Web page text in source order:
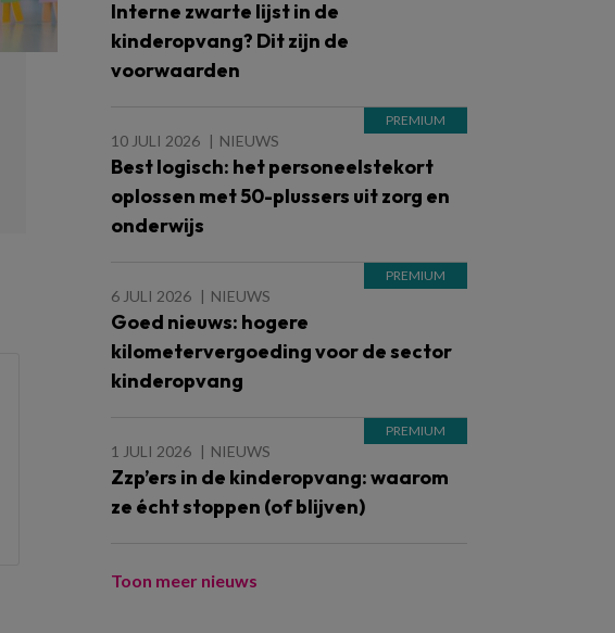
Interne zwarte lijst in de
kinderopvang? Dit zijn de
voorwaarden
10 JULI 2026 NIEUWS
Best logisch: het personeelstekort
oplossen met 50-plussers uit zorg en
onderwijs
6 JULI 2026 NIEUWS
Goed nieuws: hogere
kilometervergoeding voor de sector
kinderopvang
1 JULI 2026 NIEUWS
Zzp’ers in de kinderopvang: waarom
ze écht stoppen (of blijven)
Toon meer nieuws